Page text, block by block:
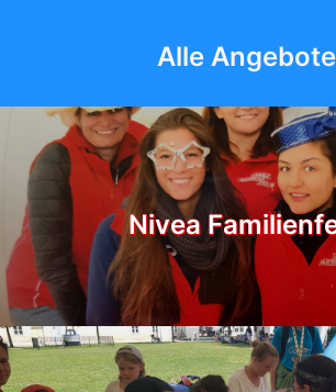
Alle Angebote
Nivea